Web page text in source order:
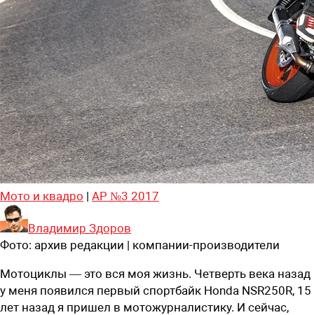
Мото и квадро | АР №3 2017
Владимир Здоров
Фото: архив редакции | компании-производители
Мотоциклы ­— это вся моя жизнь. Четверть века назад
у меня появился первый спортбайк Honda NSR250R, 15
лет назад я пришел в мотожурналистику. И сейчас,